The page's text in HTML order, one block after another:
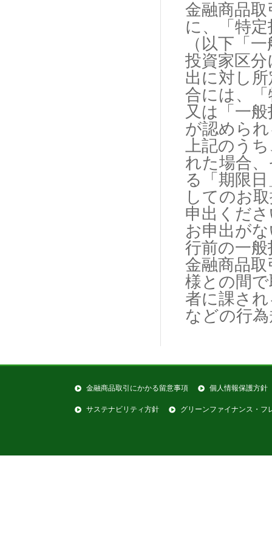
金融商品
に、「特
（以下「
投資家区
出に対し
合には、
又は「一
が認めら
上記のう
れた場合
る「期限
してのお
申出くだ
お申出が
行前の一
金融商品
様との間
者に課さ
などの行
金融商品取引にかかる留意事項 個人情報保護方針
サステナビリティ方針 グリーンファイナンス・フ